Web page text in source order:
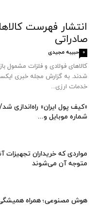
انتشار فهرست
صادراتی
حبیبه مجیدی 0
شدند. به گزارش مجله خبری
خدمات ارزی...
«کیف پول ایران» راه‌اندازی
شماره موبایل و...
مواردی که خریداران تجهیزات
متوجه آن می‌شوند
هوش مصنوعی؛ همراه